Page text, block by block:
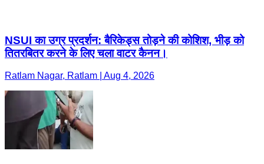
NSUI का उग्र प्रदर्शन: बैरिकेड्स तोड़ने की कोशिश, भीड़ को
तितरबितर करने के लिए चला वाटर कैनन।
Ratlam Nagar, Ratlam | Aug 4, 2026